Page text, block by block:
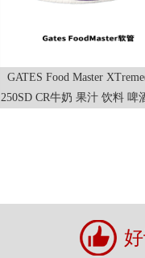
GATES Food Master
250SD CR牛奶 果汁 饮料 啤